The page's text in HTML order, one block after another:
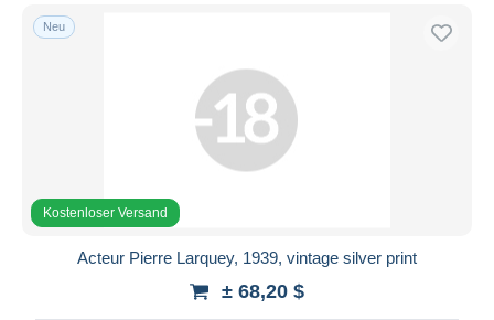
Neu
Kostenloser Versand
Acteur Pierre Larquey, 1939, vintage silver print
± 68,20 $